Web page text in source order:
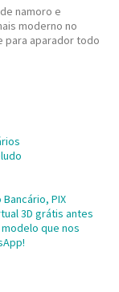
namoro e
moderno no
para aparador todo
PIX
3D grátis antes
que nos